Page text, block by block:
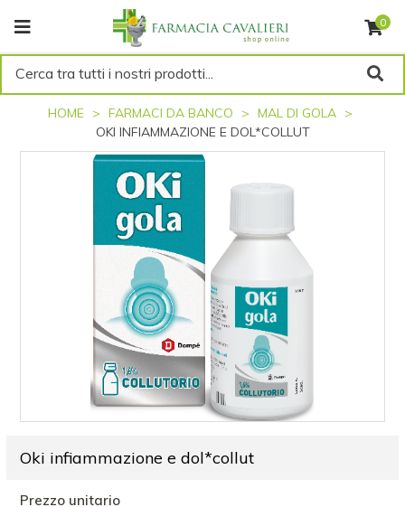
0
Cerca tra tutti i nostri prodotti...
HOME FARMACI DA BANCO
MAL DI GOLA
OKI INFIAMMAZIONE E DOL*COLLUT
Oki infiammazione e dol*collut